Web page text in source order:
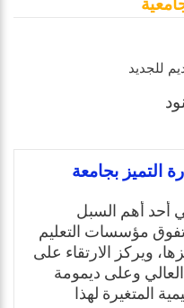
للجديد
التميز بجامعة
أحد أهم السبل
مؤسسات التعليم
ويركز الارتقاء على
العالي وعلى ديمومة
المتغيرة لهذا